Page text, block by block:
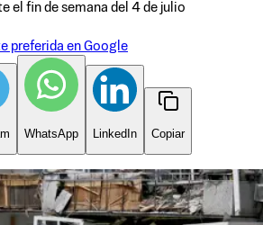
el fin de semana del 4 de julio
preferida en Google
WhatsApp LinkedIn Copiar